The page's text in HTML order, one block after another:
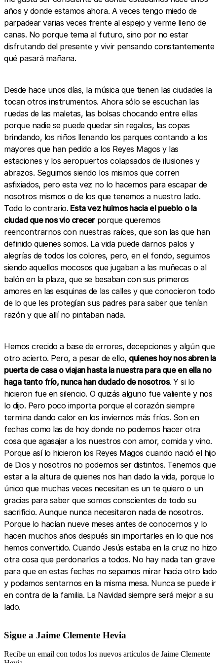
años y donde estamos ahora. A veces tengo miedo de
parpadear varias veces frente al espejo y verme lleno de
canas. No porque tema al futuro, sino por no estar
disfrutando del presente y vivir pensando constantemente
qué pasará mañana.
Desde hace unos días, la música que tienen las ciudades la
tocan otros instrumentos. Ahora sólo se escuchan las
ruedas de las maletas, las bolsas chocando entre ellas
porque nadie se puede quedar sin regalos, las copas
brindando, los niños llenando los parques contando a los
mayores que han pedido a los Reyes Magos y las
estaciones y los aeropuertos colapsados de ilusiones y
abrazos. Seguimos siendo los mismos que corren
asfixiados, pero esta vez no lo hacemos para escapar de
nosotros mismos o de los que tenemos a nuestro lado.
Todo lo contrario. Esta vez huimos hacia el pueblo o la
ciudad que nos vio crecerporque queremos
reencontrarnos con nuestras raíces, que son las que han
definido quienes somos. La vida puede darnos palos y
alegrías de todos los colores, pero, en el fondo, seguimos
siendo aquellos mocosos que jugaban a las muñecas o al
balón en la plaza, que se besaban con sus primeros
amores en las esquinas de las calles y que conocieron todo
de lo que les protegían sus padres para saber que tenían
razón y que allí no pintaban nada.
Hemos crecido a base de errores, decepciones y algún que
otro acierto. Pero, a pesar de ello, quienes hoy nos abren la
puerta de casa o viajan hasta la nuestra para que en ella no
haga tanto frío, nunca han dudado de nosotros. Y si lo
hicieron fue en silencio. O quizás alguno fue valiente y nos
lo dijo. Pero poco importa porque el corazón siempre
termina dando calor en los inviernos más fríos. Son en
fechas como las de hoy donde no podemos hacer otra
cosa que agasajar a los nuestros con amor, comida y vino.
Porque así lo hicieron los Reyes Magos cuando nació el hijo
de Dios y nosotros no podemos ser distintos. Tenemos que
estar a la altura de quienes nos han dado la vida, porque lo
único que muchas veces necesitan es un te quiero o un
gracias para saber que somos conscientes de todo su
sacrificio. Aunque nunca necesitaron nada de nosotros.
Porque lo hacían nueve meses antes de conocernos y lo
hacen muchos años después sin importarles en lo que nos
hemos convertido. Cuando Jesús estaba en la cruz no hizo
otra cosa que perdonarlos a todos. No hay nada tan grave
para que en estas fechas no sepamos mirar hacia otro lado
y podamos sentarnos en la misma mesa. Nunca se puede ir
en contra de la familia. La Navidad siempre será mejor a su
lado.
Sigue a Jaime Clemente Hevia
Recibe un email con todos los nuevos artículos de Jaime Clemente